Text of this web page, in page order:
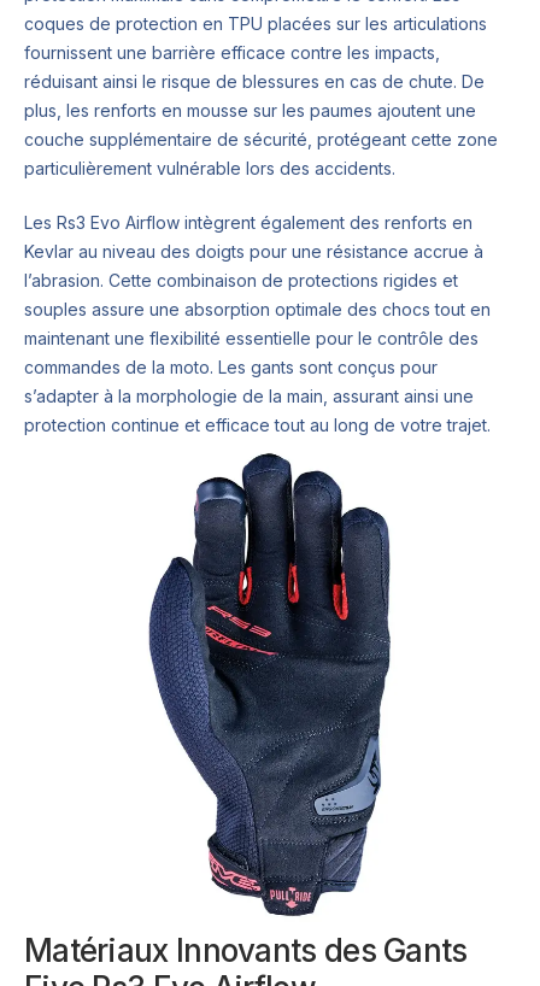
coques de protection en TPU placées sur les articulations
fournissent une barrière efficace contre les impacts,
réduisant ainsi le risque de blessures en cas de chute. De
plus, les renforts en mousse sur les paumes ajoutent une
couche supplémentaire de sécurité, protégeant cette zone
particulièrement vulnérable lors des accidents.
Les Rs3 Evo Airflow intègrent également des renforts en
Kevlar au niveau des doigts pour une résistance accrue à
l’abrasion. Cette combinaison de protections rigides et
souples assure une absorption optimale des chocs tout en
maintenant une flexibilité essentielle pour le contrôle des
commandes de la moto. Les gants sont conçus pour
s’adapter à la morphologie de la main, assurant ainsi une
protection continue et efficace tout au long de votre trajet.
Matériaux Innovants des Gants